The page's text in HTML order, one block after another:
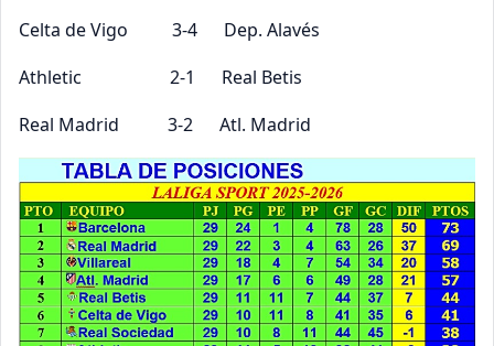
Celta de Vigo 3-4 Dep. Alavés
Athletic 2-1 Real Betis
Real Madrid 3-2 Atl. Madrid